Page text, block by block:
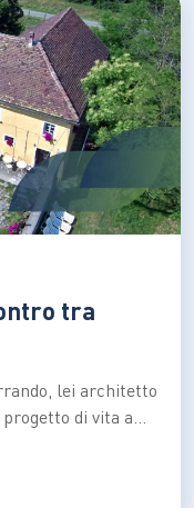
tra
lei architetto
di vita a
25 anni fa che
un B&B, e un